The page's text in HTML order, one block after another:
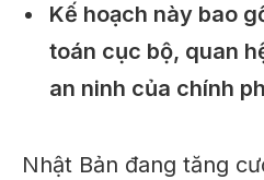
Kế hoạch này bao
toán cục bộ, quan
an ninh của chính
Nhật Bản đang tăng